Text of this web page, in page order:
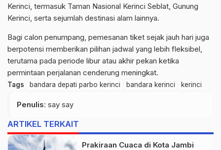
Kerinci, termasuk Taman Nasional Kerinci Seblat, Gunung
Kerinci, serta sejumlah destinasi alam lainnya.
Bagi calon penumpang, pemesanan tiket sejak jauh hari juga
berpotensi memberikan pilihan jadwal yang lebih fleksibel,
terutama pada periode libur atau akhir pekan ketika
permintaan perjalanan cenderung meningkat.
Tags bandara depati parbo kerinci bandara kerinci kerinci
Penulis: say say
ARTIKEL TERKAIT
Prakiraan Cuaca di Kota Jambi